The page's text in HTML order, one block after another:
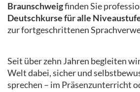
Braunschweigfinden Sie
Deutschkurse für alle
zur fortgeschrittenen
Seit über zehn Jahren begleiten
Welt dabei, sicher und
sprechen – im Präsenzunterricht